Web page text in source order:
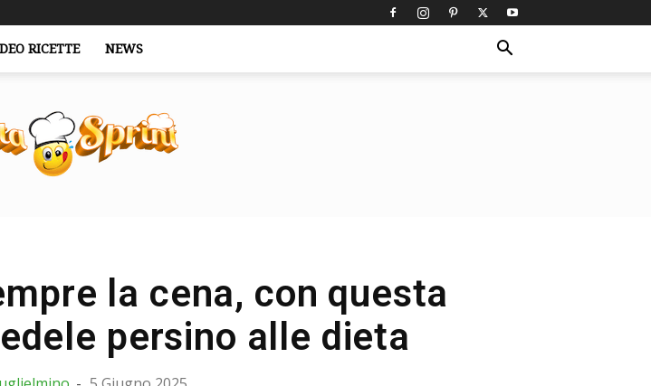
RICETTE NEWS
la cena, con questa
persino alle dieta